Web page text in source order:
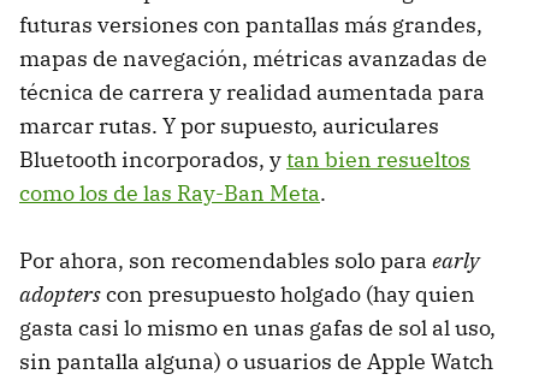
futuras versiones con pantallas más grandes,
mapas de navegación, métricas avanzadas de
técnica de carrera y realidad aumentada para
marcar rutas. Y por supuesto, auriculares
Bluetooth incorporados, ytan bien resueltos
como los de las Ray-Ban Meta.
Por ahora, son recomendables solo para early
adopterscon presupuesto holgado (hay quien
gasta casi lo mismo en unas gafas de sol al uso,
sin pantalla alguna) o usuarios de Apple Watch